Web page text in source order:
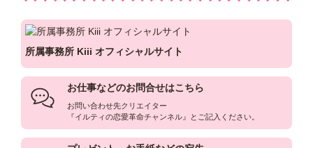
所属事務所 Kiii オフィシャルサイト
お仕事などのお問合せはこちら
お問い合わせ先クリエイター
『イルティの恋愛革命チャンネル』とご記入ください。